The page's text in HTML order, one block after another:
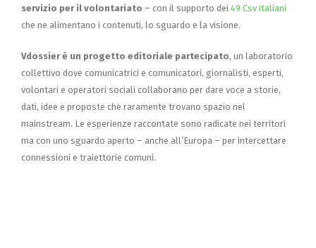
servizio per il volontariato – con il supporto dei 49 Csv italiani
che ne alimentano i contenuti, lo sguardo e la visione.
Vdossier è un progetto editoriale partecipato, un laboratorio
collettivo dove comunicatrici e comunicatori, giornalisti, esperti,
volontari e operatori sociali collaborano per dare voce a storie,
dati, idee e proposte che raramente trovano spazio nel
mainstream. Le esperienze raccontate sono radicate nei territori
ma con uno sguardo aperto – anche all’Europa – per intercettare
connessioni e traiettorie comuni.